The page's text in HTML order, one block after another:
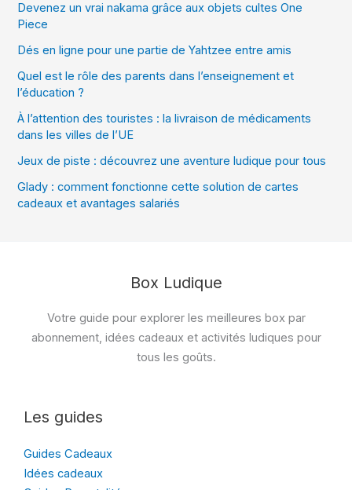
Devenez un vrai nakama grâce aux objets cultes One
Piece
Dés en ligne pour une partie de Yahtzee entre amis
Quel est le rôle des parents dans l’enseignement et
l’éducation ?
À l’attention des touristes : la livraison de médicaments
dans les villes de l’UE
Jeux de piste : découvrez une aventure ludique pour tous
Glady : comment fonctionne cette solution de cartes
cadeaux et avantages salariés
Box Ludique
Votre guide pour explorer les meilleures box par
abonnement, idées cadeaux et activités ludiques pour
tous les goûts.
Les guides
Guides Cadeaux
Idées cadeaux